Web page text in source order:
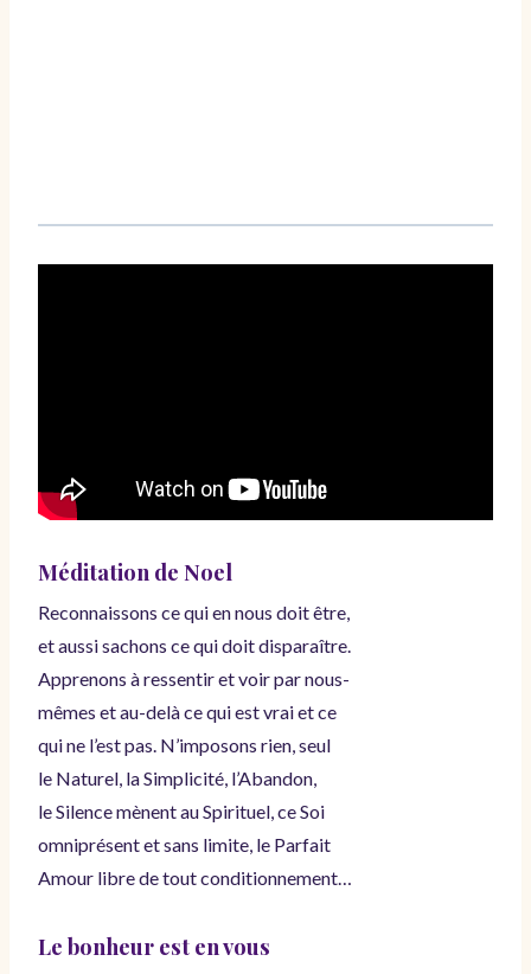
Méditation de Noel
Reconnaissons ce qui en nous doit être,
et aussi sachons ce qui doit disparaître.
Apprenons à ressentir et voir par nous-
mêmes et au-delà ce qui est vrai et ce
qui ne l’est pas. N’imposons rien, seul
le Naturel, la Simplicité, l’Abandon,
le Silence mènent au Spirituel, ce Soi
omniprésent et sans limite, le Parfait
Amour libre de tout conditionnement…
Le bonheur est en vous